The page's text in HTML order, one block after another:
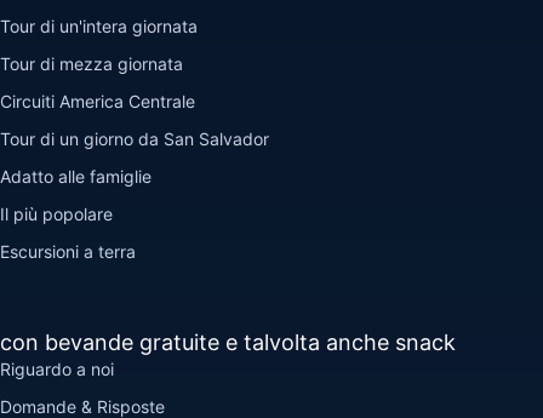
Tour di un'intera giornata
Tour di mezza giornata
Circuiti America Centrale
Tour di un giorno da San Salvador
Adatto alle famiglie
Il più popolare
Escursioni a terra
con bevande gratuite e talvolta anche snack
Riguardo a noi
Domande & Risposte